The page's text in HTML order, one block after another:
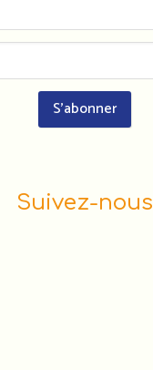
Suivez-nous